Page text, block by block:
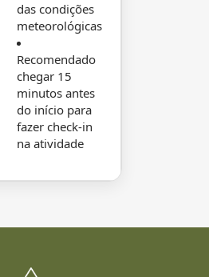
das condições
meteorológicas
Recomendado
chegar 15
minutos antes
do início para
fazer check-in
na atividade